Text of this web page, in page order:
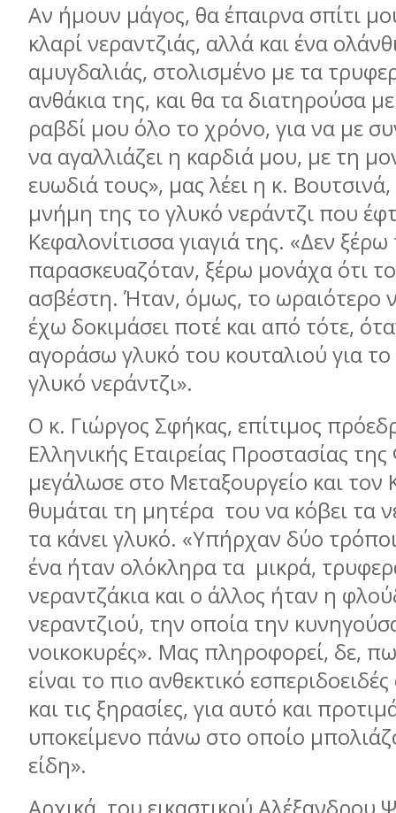
Αν ήμουν μάγος, θα έπαιρνα σπίτι
κλαρί νεραντζιάς, αλλά και ένα
αμυγδαλιάς, στολισμένο με τα
ανθάκια της, και θα τα διατηρούσα
ραβδί μου όλο το χρόνο, για να με
να αγαλλιάζει η καρδιά μου, με τη
ευωδιά τους», μας λέει η κ.
μνήμη της το γλυκό νεράντζι που
Κεφαλονίτισσα γιαγιά της. «Δεν
παρασκευαζόταν, ξέρω μονάχα ότι
ασβέστη. Ήταν, όμως, το ωραιότερο
έχω δοκιμάσει ποτέ και από τότε,
αγοράσω γλυκό του κουταλιού για
γλυκό νεράντζι».
Ο κ. Γιώργος Σφήκας, επίτιμος
Ελληνικής Εταιρείας Προστασίας
μεγάλωσε στο Μεταξουργείο και τον
θυμάται τη μητέρα του να κόβει τα
τα κάνει γλυκό. «Υπήρχαν δύο
ένα ήταν ολόκληρα τα μικρά,
νεραντζάκια και ο άλλος ήταν η
νεραντζιού, την οποία την
νοικοκυρές». Μας πληροφορεί, δε,
είναι το πιο ανθεκτικό
και τις ξηρασίες, για αυτό και
υποκείμενο πάνω στο οποίο
είδη».